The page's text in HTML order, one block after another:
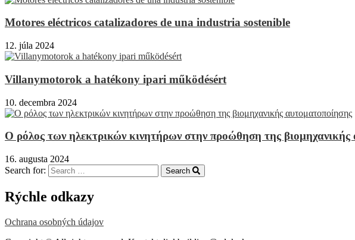
Motores eléctricos catalizadores de una industria sostenible
12. júla 2024
Villanymotorok a hatékony ipari működésért
10. decembra 2024
Ο ρόλος των ηλεκτρικών κινητήρων στην προώθηση της βιομηχανικής
16. augusta 2024
Search for:
Search
Rýchle odkazy
Ochrana osobných údajov